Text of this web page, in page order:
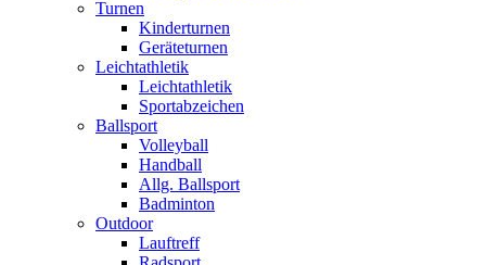
Turnen
Kinderturnen
Geräteturnen
Leichtathletik
Leichtathletik
Sportabzeichen
Ballsport
Volleyball
Handball
Allg. Ballsport
Badminton
Outdoor
Lauftreff